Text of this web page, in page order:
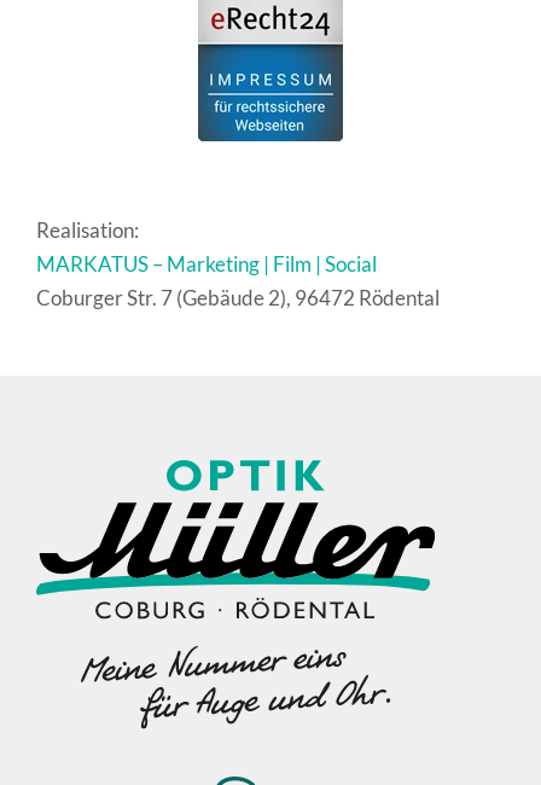
Realisation:
MARKATUS – Marketing | Film | Social
Coburger Str. 7 (Gebäude 2), 96472 Rödental